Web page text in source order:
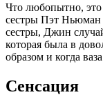
Что любопытно,
сестры Пэт Ньюман
сестры, Джин
которая была в
образом и когда
Сенсация